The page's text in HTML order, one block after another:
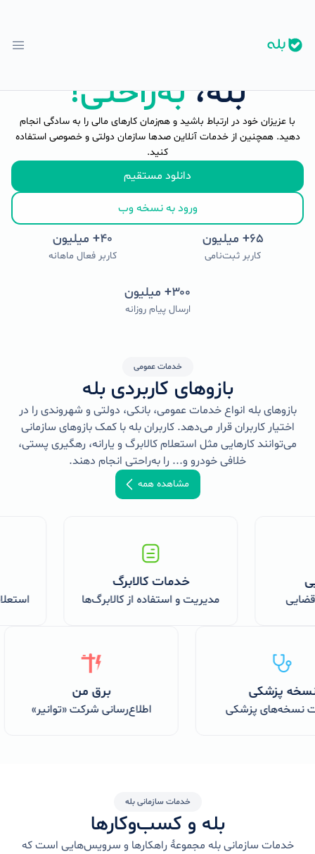
بله،به‌راحتی!
با عزیزان خود در ارتباط باشید و هم‌زمان کارهای مالی را به سادگی انجام
دهید. همچنین از خدمات آنلاین صدها سازمان دولتی و خصوصی استفاده
کنید.
دانلود مستقیم
ورود به نسخه وب
+ میلیون۶۵
کاربر ثبت‌نامی
+ میلیون۴۰
کاربر فعال ماهانه
+ میلیون۳۰۰
ارسال پیام روزانه
خدمات عمومی
بازوهای کاربردی بله
بازوهای بله انواع خدمات عمومی، بانکی، دولتی و شهروندی را در
اختیار کاربران قرار می‌دهد. کاربران بله با کمک بازوهای سازمانی
می‌توانند کارهایی مثل استعلام کالابرگ و یارانه، رهگیری پستی،
خلافی خودرو و... را به‌راحتی انجام دهند.
مشاهده همه
خدمات کالابرگ
مدیریت و استفاده از کالابرگ‌ها
نسخه پزشکی
نسخه‌های پزشکی
برق من
اطلاع‌رسانی شرکت «توانیر»
خدمات سازمانی بله
بله و کسب‌وکارها
خدمات سازمانی بله مجموعۀ راهکارها و سرویس‌هایی است که